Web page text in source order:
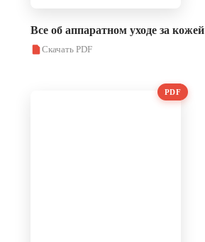
Все об аппаратном уходе за кожей
Скачать PDF
PDF